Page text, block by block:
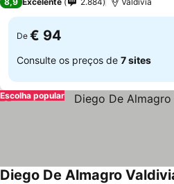
De € 94
Consulte os preços de 7 sites
Escolha popular
Diego De Almagro